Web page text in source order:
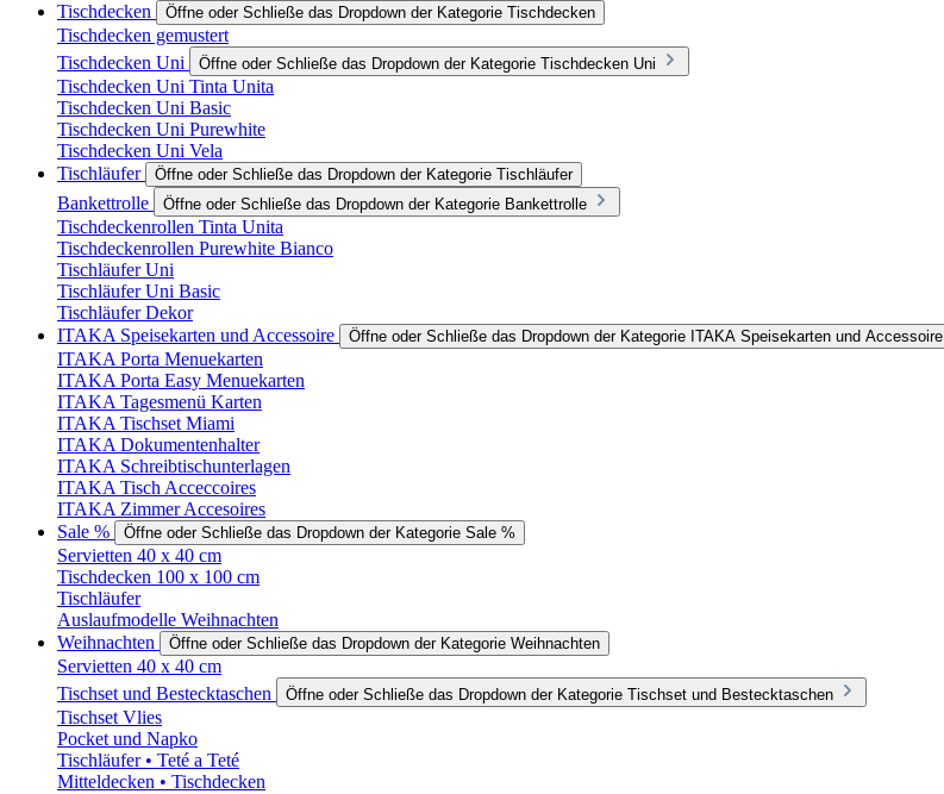
Tischdecken
Öffne oder Schließe das Dropdown der Kategorie Tischdecken
Tischdecken gemustert
Tischdecken Uni
Öffne oder Schließe das Dropdown der Kategorie Tischdecken Uni
Tischdecken Uni Tinta Unita
Tischdecken Uni Basic
Tischdecken Uni Purewhite
Tischdecken Uni Vela
Tischläufer
Öffne oder Schließe das Dropdown der Kategorie Tischläufer
Bankettrolle Öffne oder Schließe das Dropdown der Kategorie Bankettrolle
Tischdeckenrollen Tinta Unita
Tischdeckenrollen Purewhite Bianco
Tischläufer Uni
Tischläufer Uni Basic
Tischläufer Dekor
ITAKA Speisekarten und Accessoire
Öffne oder Schließe das Dropdown der Kategorie ITAKA Speisekarten und Accessoire
ITAKA Porta Menuekarten
ITAKA Porta Easy Menuekarten
ITAKA Tagesmenü Karten
ITAKA Tischset Miami
ITAKA Dokumentenhalter
ITAKA Schreibtischunterlagen
ITAKA Tisch Acceccoires
ITAKA Zimmer Accesoires
Sale %
Öffne oder Schließe das Dropdown der Kategorie Sale %
Servietten 40 x 40 cm
Tischdecken 100 x 100 cm
Tischläufer
Auslaufmodelle Weihnachten
Weihnachten
Öffne oder Schließe das Dropdown der Kategorie Weihnachten
Servietten 40 x 40 cm
Tischset und Bestecktaschen
Öffne oder Schließe das Dropdown der Kategorie Tischset und Bestecktaschen
Tischset Vlies
Pocket und Napko
Tischläufer • Teté a Teté
Mitteldecken • Tischdecken